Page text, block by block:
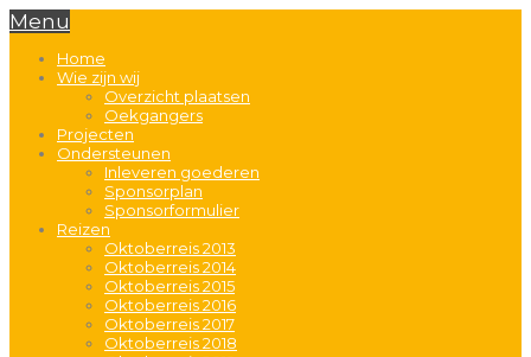
Menu
Home
Wie zijn wij
Overzicht plaatsen
Oekgangers
Projecten
Ondersteunen
Inleveren goederen
Sponsorplan
Sponsorformulier
Reizen
Oktoberreis 2013
Oktoberreis 2014
Oktoberreis 2015
Oktoberreis 2016
Oktoberreis 2017
Oktoberreis 2018